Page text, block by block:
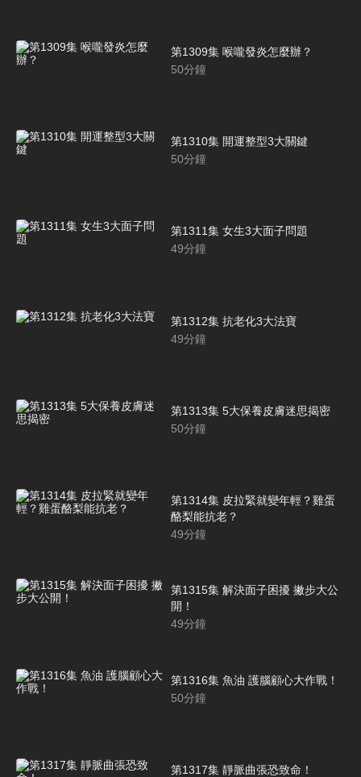
第1309集 喉嚨發炎怎麼辦？
50分鐘
第1310集 開運整型3大關鍵
50分鐘
第1311集 女生3大面子問題
49分鐘
第1312集 抗老化3大法寶
49分鐘
第1313集 5大保養皮膚迷思揭密
50分鐘
第1314集 皮拉緊就變年輕？雞蛋
酪梨能抗老？
49分鐘
第1315集 解決面子困擾 撇步大公
開！
49分鐘
第1316集 魚油 護腦顧心大作戰！
50分鐘
第1317集 靜脈曲張恐致命！